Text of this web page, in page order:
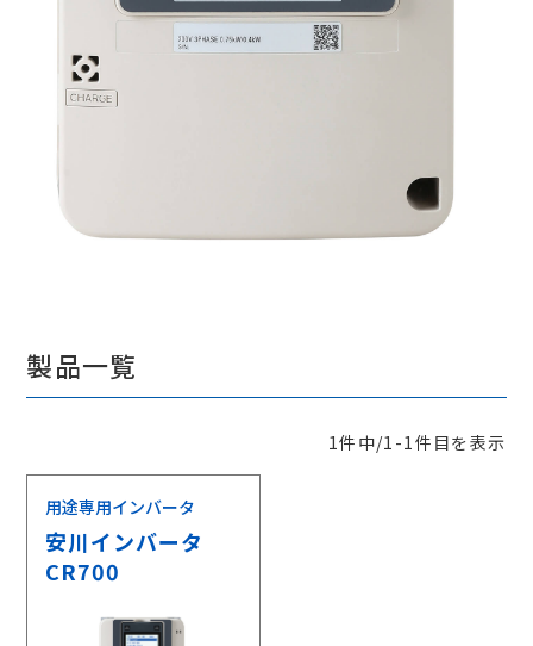
製品一覧
1件中/1-1件目を表示
用途専用インバータ
安川インバータ
CR700